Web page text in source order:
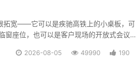
拓宽——它可以是疾驰高铁上的小桌板，可
窗座位，也可以是客户现场的开放式会议
痛点。8月...2026-08-05 49990 190